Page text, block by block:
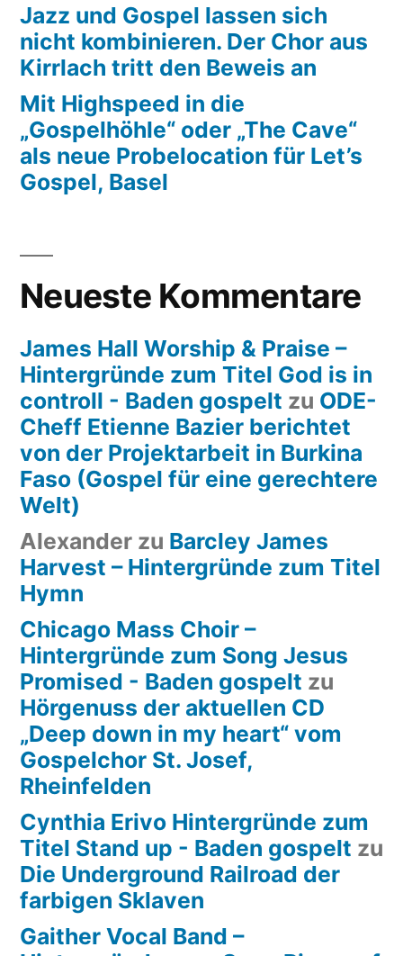
Jazz und Gospel lassen sich
nicht kombinieren. Der Chor aus
Kirrlach tritt den Beweis an
Mit Highspeed in die
„Gospelhöhle“ oder „The Cave“
als neue Probelocation für Let’s
Gospel, Basel
Neueste Kommentare
James Hall Worship & Praise –
Hintergründe zum Titel God is in
controll - Baden gospelt zu ODE-
Cheff Etienne Bazier berichtet
von der Projektarbeit in Burkina
Faso (Gospel für eine gerechtere
Welt)
Alexander zu Barcley James
Harvest – Hintergründe zum Titel
Hymn
Chicago Mass Choir –
Hintergründe zum Song Jesus
Promised - Baden gospelt zu
Hörgenuss der aktuellen CD
„Deep down in my heart“ vom
Gospelchor St. Josef,
Rheinfelden
Cynthia Erivo Hintergründe zum
Titel Stand up - Baden gospelt zu
Die Underground Railroad der
farbigen Sklaven
Gaither Vocal Band –